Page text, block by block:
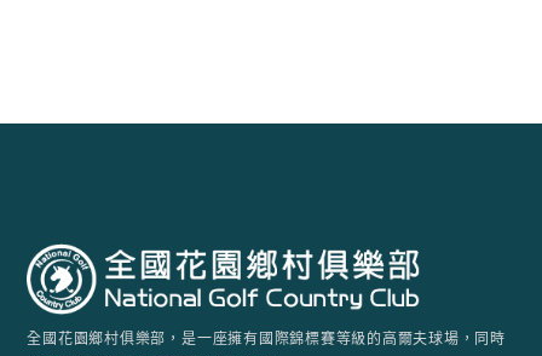
全國花園鄉村俱樂部，是一座擁有國際錦標賽等級的高爾夫球場，同時